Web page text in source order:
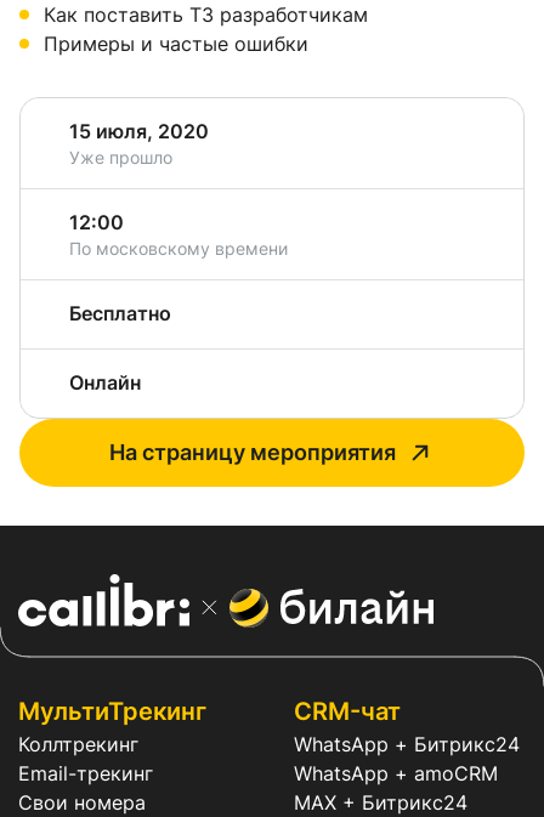
Как поставить ТЗ разработчикам
Примеры и частые ошибки
15 июля, 2020
Уже прошло
12:00
По московскому времени
Бесплатно
Онлайн
На страницу мероприятия
МультиТрекинг
Коллтрекинг
Email-трекинг
Свои номера
CRM-чат
WhatsApp + Битрикс24
WhatsApp + amoCRM
MAX + Битрикс24